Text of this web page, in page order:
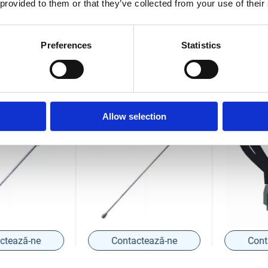
to them or that they’ve collected from your use of
Preferences Statistics
Allow selection
airless
cm.
ne
COD BT0002037
Extensie pistol airless
Bisonte PAZ 100 cm.
Contactează-ne
COD
Garda
pistol